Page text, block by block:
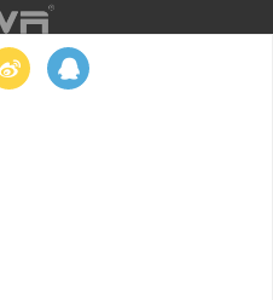
All Rights Reserved.